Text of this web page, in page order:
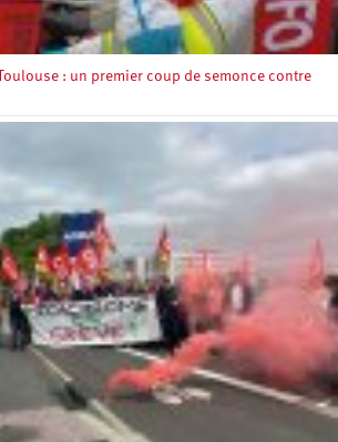
: un premier coup de semonce contre